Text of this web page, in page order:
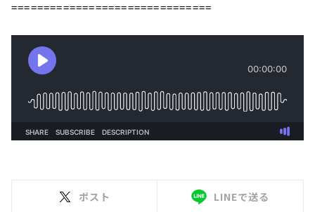
===============================
ポスト LINEで送る